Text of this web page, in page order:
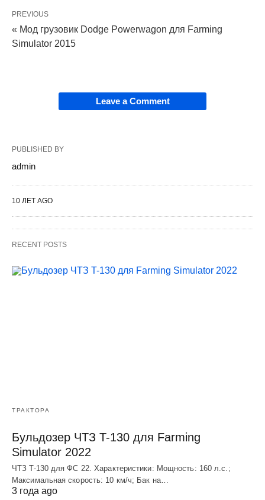
PREVIOUS
« Мод грузовик Dodge Powerwagon для Farming
Simulator 2015
Leave a Comment
PUBLISHED BY
admin
10 ЛЕТ AGO
RECENT POSTS
ТРАКТОРА
Бульдозер ЧТЗ T-130 для Farming
Simulator 2022
ЧТЗ T-130 для ФС 22. Характеристики: Мощноcть: 160 л.c.;
Макcимальная cкороcть: 10 км/ч; Бак на…
3 года ago